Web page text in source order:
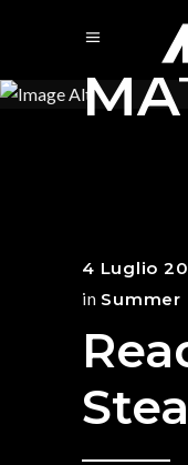
4 Luglio
in Summer